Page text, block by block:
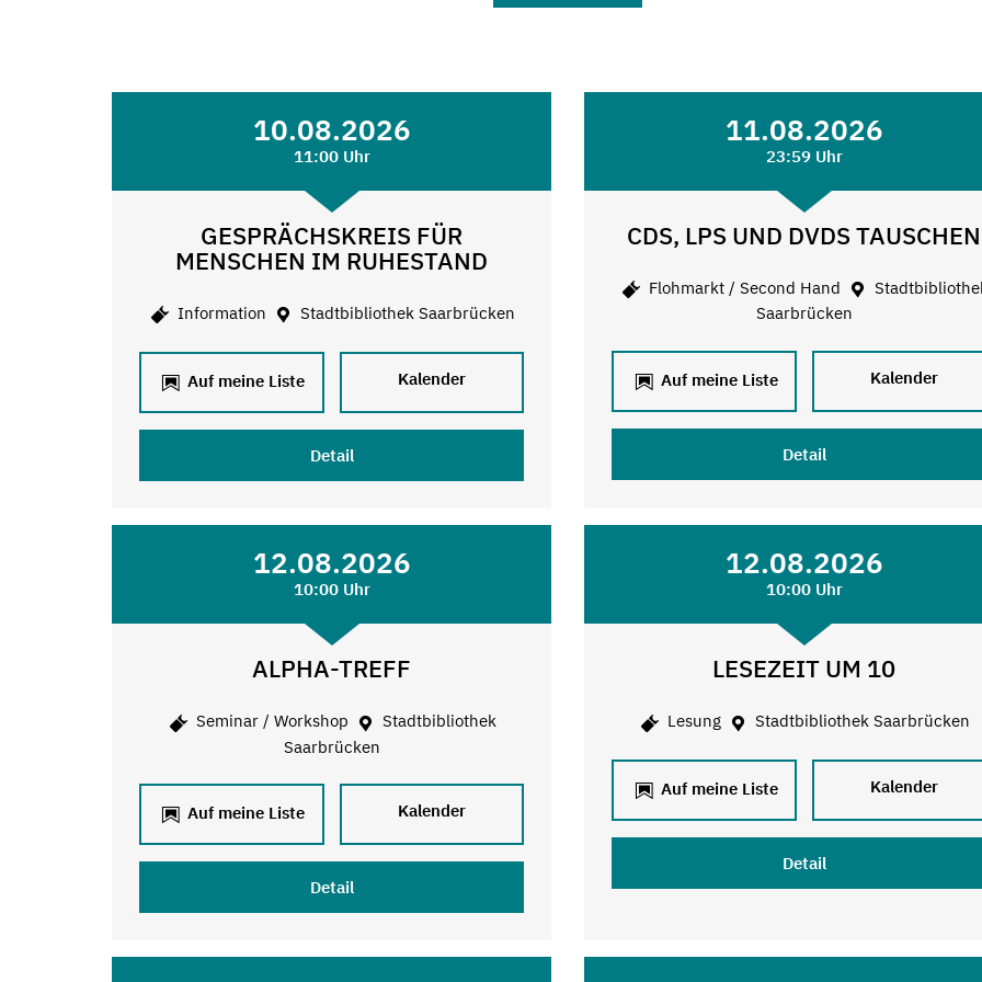
10.08.2026
11:00 Uhr
GESPRÄCHSKREIS FÜR
MENSCHEN IM RUHESTAND
Information Stadtbibliothek Saarbrücken
Auf meine Liste Kalender
Detail
11.08.2026
23:59 Uhr
CDS, LPS UND DVDS TAUSCHEN
Flohmarkt / Second Hand
Saarbrücken
Auf meine Liste Kalender
Detail
12.08.2026
10:00 Uhr
ALPHA-TREFF
Seminar / Workshop
Stadtbibliothek
Saarbrücken
Auf meine Liste Kalender
Detail
12.08.2026
10:00 Uhr
LESEZEIT UM 10
Lesung Stadtbibliothek Saarbrücken
Auf meine Liste Kalender
Detail